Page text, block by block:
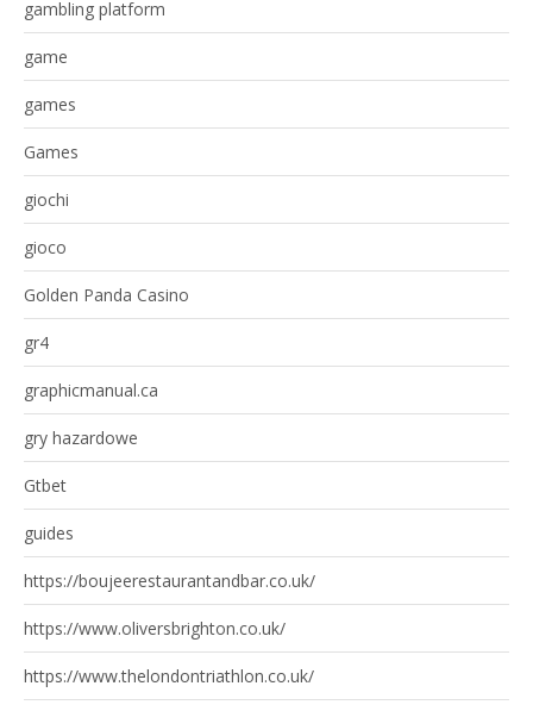
gambling platform
game
games
Games
giochi
gioco
Golden Panda Casino
gr4
graphicmanual.ca
gry hazardowe
Gtbet
guides
https://boujeerestaurantandbar.co.uk/
https://www.oliversbrighton.co.uk/
https://www.thelondontriathlon.co.uk/